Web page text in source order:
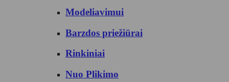
Modeliavimui
Barzdos priežiūrai
Rinkiniai
Nuo Plikimo